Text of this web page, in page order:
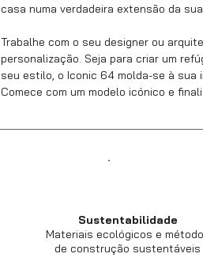
casa numa verdadeira extensão da
Trabalhe com o seu designer ou
personalização. Seja para criar um
seu estilo, o Iconic 64 molda-se à sua
Comece com um modelo icónico e
Sustentabilidade
Materiais ecológicos e
de construção sustentáveis